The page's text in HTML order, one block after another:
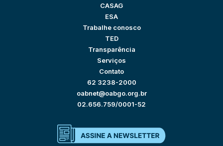
CASAG
ESA
Trabalhe conosco
TED
Transparência
Serviços
Contato
62 3238-2000
oabnet@oabgo.org.br
02.656.759/0001-52